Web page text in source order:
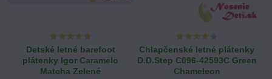
Detské letné barefoot
plátenky Igor Caramelo
Matcha Zelené
Chlapčenské letné plátenky
D.D.Step C096-42593C Green
Chameleon